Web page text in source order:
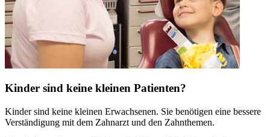
Kinder sind keine kleinen Patienten?
Kinder sind keine kleinen Erwachsenen. Sie benötigen eine bessere
Verständigung mit dem Zahnarzt und den Zahnthemen.